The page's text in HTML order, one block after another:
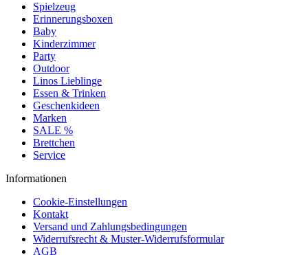
Spielzeug
Erinnerungsboxen
Baby
Kinderzimmer
Party
Outdoor
Linos Lieblinge
Essen & Trinken
Geschenkideen
Marken
SALE %
Brettchen
Service
Informationen
Cookie-Einstellungen
Kontakt
Versand und Zahlungsbedingungen
Widerrufsrecht & Muster-Widerrufsformular
AGB